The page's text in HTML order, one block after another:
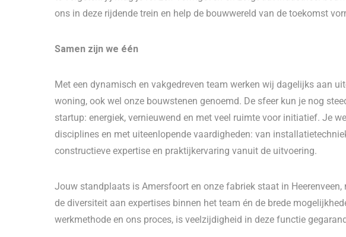
ons in deze rijdende trein en help de bouwwereld van de toekomst
Samen zijn we één
Met een dynamisch en vakgedreven team werken wij dagelijks aan
woning, ook wel onze bouwstenen genoemd. De sfeer kun je nog
startup: energiek, vernieuwend en met veel ruimte voor initiatief. Je
disciplines en met uiteenlopende vaardigheden: van
constructieve expertise en praktijkervaring vanuit de uitvoering.
Jouw standplaats is Amersfoort en onze fabriek staat in
de diversiteit aan expertises binnen het team én de brede
werkmethode en ons proces, is veelzijdigheid in deze functie